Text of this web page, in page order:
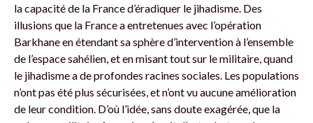
la capacité de la France d’éradiquer le jihadisme. Des
illusions que la France a entretenues avec l’opération
Barkhane en étendant sa sphère d’intervention à l’ensemble
de l’espace sahélien, et en misant tout sur le militaire, quand
le jihadisme a de profondes racines sociales. Les populations
n’ont pas été plus sécurisées, et n’ont vu aucune amélioration
de leur condition. D’où l’idée, sans doute exagérée, que la